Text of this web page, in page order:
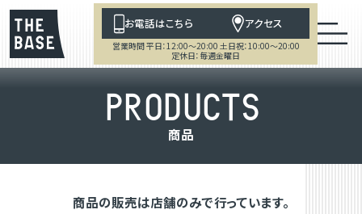
お電話はこちら アクセス
営業時間 平日：12:00～20:00 土日祝：10:00～20:00
定休日：毎週金曜日
PRODUCTS
商品
商品の販売は店舗のみで行っています。